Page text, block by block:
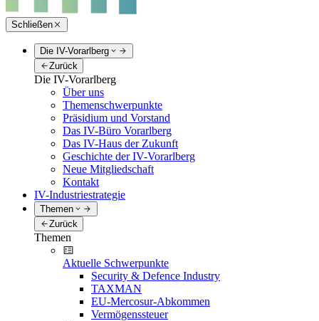
Schließen
Die IV-Vorarlberg
Zurück
Die IV-Vorarlberg
Über uns
Themenschwerpunkte
Präsidium und Vorstand
Das IV-Büro Vorarlberg
Das IV-Haus der Zukunft
Geschichte der IV-Vorarlberg
Neue Mitgliedschaft
Kontakt
IV-Industriestrategie
Themen
Zurück
Themen
Aktuelle Schwerpunkte
Security & Defence Industry
TAXMAN
EU-Mercosur-Abkommen
Vermögenssteuer